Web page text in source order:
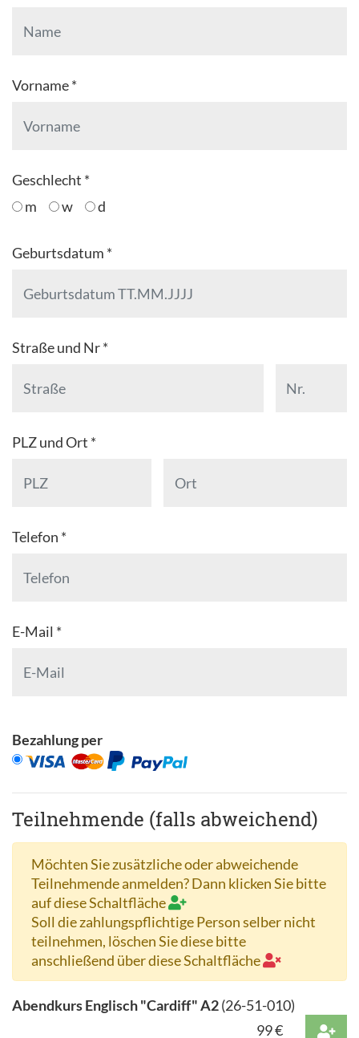
Vorname *
Geschlecht *
m
w d
Geburtsdatum *
Straße und Nr *
PLZ und Ort *
Telefon *
E-Mail *
Bezahlung per
Teilnehmende (falls abweichend)
Möchten Sie zusätzliche oder abweichende
Teilnehmende anmelden? Dann klicken Sie bitte
auf diese Schaltfläche
Soll die zahlungspflichtige Person selber nicht
teilnehmen, löschen Sie diese bitte
anschließend über diese Schaltfläche
Abendkurs Englisch "Cardiff" A2(26-51-010)
99€